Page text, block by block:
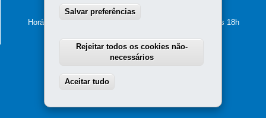
41 4009-3600
Horário de atendimento: das 8h30 às 12h e das 13h30 às 18h
Salvar preferências
Rejeitar todos os cookies não-
necessários
Aceitar tudo